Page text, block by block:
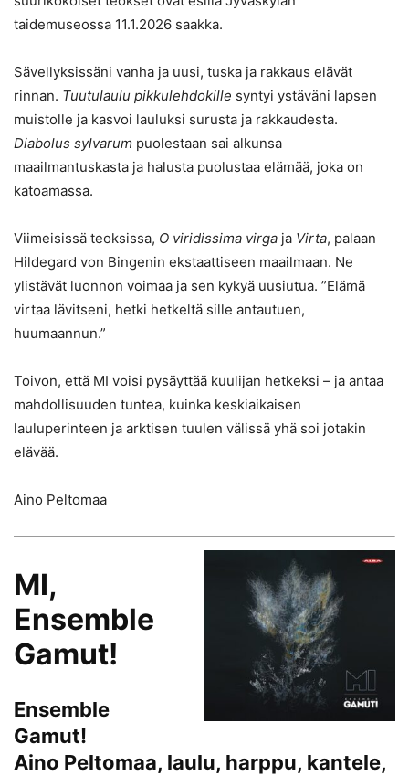
taidemuseossa 11.1.2026 saakka.
Sävellyksissäni vanha ja uusi, tuska ja rakkaus elävät
rinnan. Tuutulaulu pikkulehdokille syntyi ystäväni lapsen
muistolle ja kasvoi lauluksi surusta ja rakkaudesta.
Diabolus sylvarum puolestaan sai alkunsa
maailmantuskasta ja halusta puolustaa elämää, joka on
katoamassa.
Viimeisissä teoksissa, O viridissima virga ja Virta, palaan
Hildegard von Bingenin ekstaattiseen maailmaan. Ne
ylistävät luonnon voimaa ja sen kykyä uusiutua. ”Elämä
virtaa lävitseni, hetki hetkeltä sille antautuen,
huumaannun.”
Toivon, että MI voisi pysäyttää kuulijan hetkeksi – ja antaa
mahdollisuuden tuntea, kuinka keskiaikaisen
lauluperinteen ja arktisen tuulen välissä yhä soi jotakin
elävää.
Aino Peltomaa
MI,
Ensemble
Gamut!
Ensemble
Gamut!
Aino Peltomaa, laulu, harppu, kantele,